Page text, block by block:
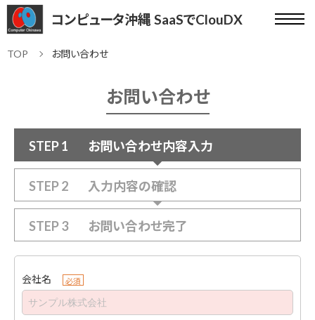
コンピュータ沖縄 SaaSでClouDX
TOP お問い合わせ
お問い合わせ
STEP 1 お問い合わせ内容入力
STEP 2 入力内容の確認
STEP 3 お問い合わせ完了
会社名 必須